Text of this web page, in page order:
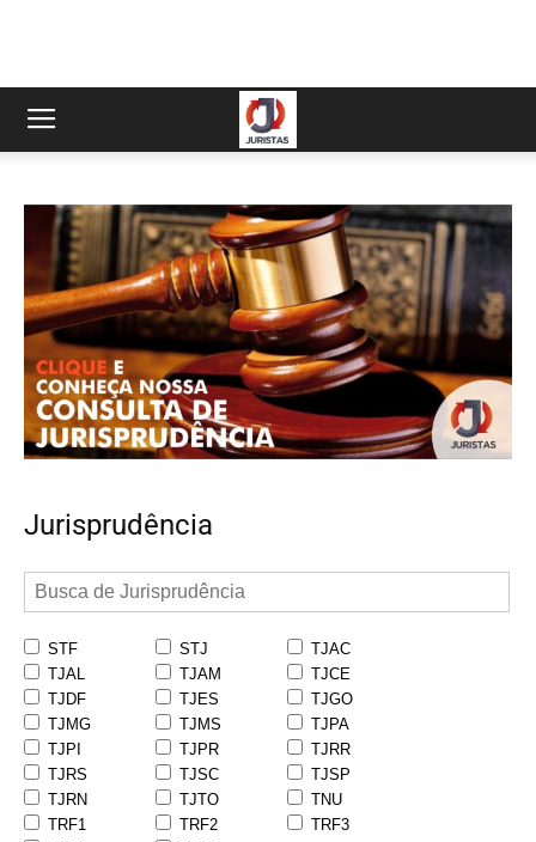
Jurisprudência
STF STJ
TJAC
TJAL
TJAM
TJCE
TJDF
TJES
TJGO
TJMG
TJMS
TJPA
TJPI
TJPR
TJRR
TJRS
TJSC
TJSP
TJRN
TJTO
TNU
TRF1
TRF2
TRF3